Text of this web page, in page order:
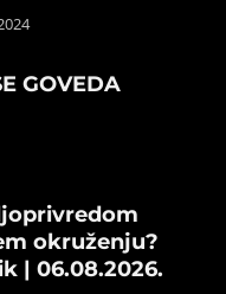
GOVEDA
okruženju?
| 06.08.2026.